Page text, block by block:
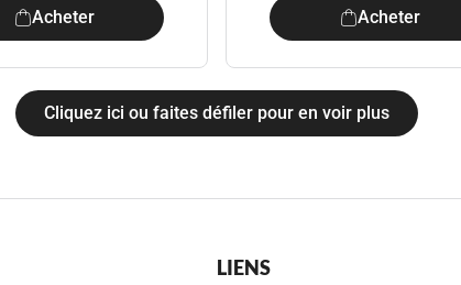
Acheter Acheter
Cliquez ici ou faites défiler pour en voir plus
LIENS